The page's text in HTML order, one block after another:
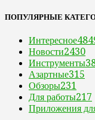
ПОПУЛЯРНЫЕ
Интересное
Новости2430
Инструменты
Азартные315
Обзоры231
Для работы217
Приложения